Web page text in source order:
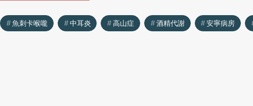
魚刺卡喉嚨 中耳炎 高山症 酒精代謝 安寧病房